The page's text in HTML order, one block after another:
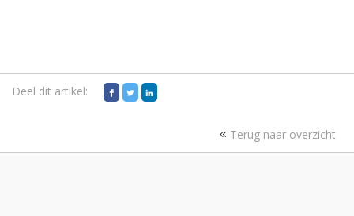
Deel dit artikel:
Terug naar overzicht